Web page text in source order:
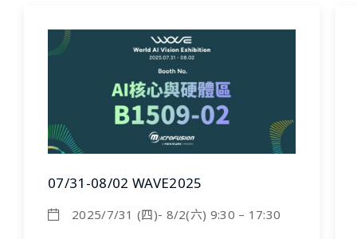
07/31-08/02 WAVE2025
2025/7/31 (四)- 8/2(六) 9:30 – 17:30